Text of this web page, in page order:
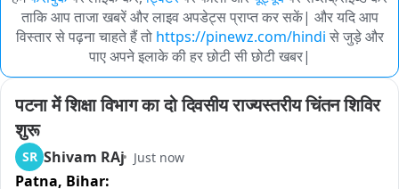
ताकि आप ताजा खबरें और लाइव अपडेट्स प्राप्त कर सकें| और यदि आप
विस्तार से पढ़ना चाहते हैं तो https://pinewz.com/hindi से जुड़े और
पाए अपने इलाके की हर छोटी सी छोटी खबर|
पटना में शिक्षा विभाग का दो दिवसीय राज्यस्तरीय चिंतन शिविर
शुरू
SR Shivam RAj Just now
Patna, Bihar: